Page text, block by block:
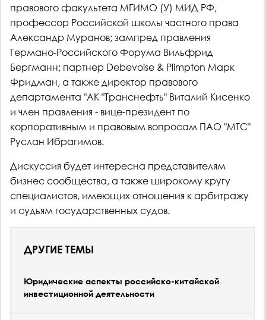
правового факультета МГИМО (У) МИД РФ,
профессор Российской школы частного права
Александр Муранов; зампред правления
Германо-Российского Форума Вильфрид
Бергманн; партнер Debevoise & Plimpton Марк
Фридман, а также директор правового
департамента "АК "Транснефть" Виталий Кисенко
и член правления - вице-президент по
корпоративным и правовым вопросам ПАО "МТС"
Руслан Ибрагимов.
Дискуссия будет интересна представителям
бизнес сообщества, а также широкому кругу
специалистов, имеющих отношения к арбитражу
и судьям государственных судов.
ДРУГИЕ ТЕМЫ
Юридические аспекты российско-китайской
инвестиционной деятельности